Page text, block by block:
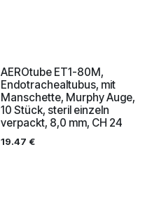
AEROtube ET1-80M,
Endotrachealtubus, mit
Manschette, Murphy Auge,
10 Stück, steril einzeln
verpackt, 8,0 mm, CH 24
19.47 €